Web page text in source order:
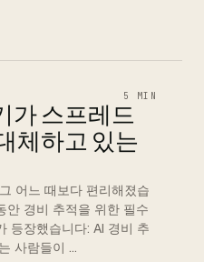
5 MIN
가 스프레드
체하고 있는
어느 때보다 편리해졌습
안 경비 추적을 위한 필수
등장했습니다: AI 경비 추
사람들이 …